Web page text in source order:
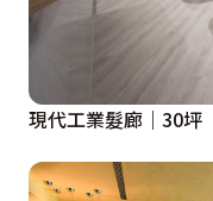
現代工業髮廊｜30坪